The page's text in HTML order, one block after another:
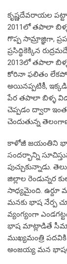
కృష్ణదేవరాయల
2011లో తపాలా
గొప్ప సామ్రాజ్ఞిగా,
ప్రసిద్ధికెక్కిన
2013లో తపాలా
కోరినా ఫలితం
అయినప్పటికీ,
పేర తపాలా బిళ్ళ
చెప్పడం ద్వారా
చెందుతున్న
కాళోజీ జయంతిని
సందర్భాన్ని
పుచ్చుకున్నాడు.
జిల్లాల రెండున్నర
సాధ్యమైంది. ఉర్దూ
మనకు భాష నేర్ప
వ్యంగ్యంగా
భాష మాట్లాడితే
ముఖ్యమంత్రి
అంజయ్య మన